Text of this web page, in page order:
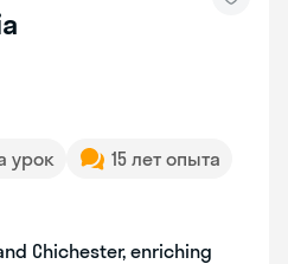
урок
15 лет опыта
Chichester, enriching